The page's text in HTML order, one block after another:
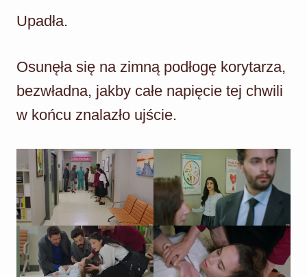
Upadła.
Osunęła się na zimną podłogę korytarza,
bezwładna, jakby całe napięcie tej chwili
w końcu znalazło ujście.